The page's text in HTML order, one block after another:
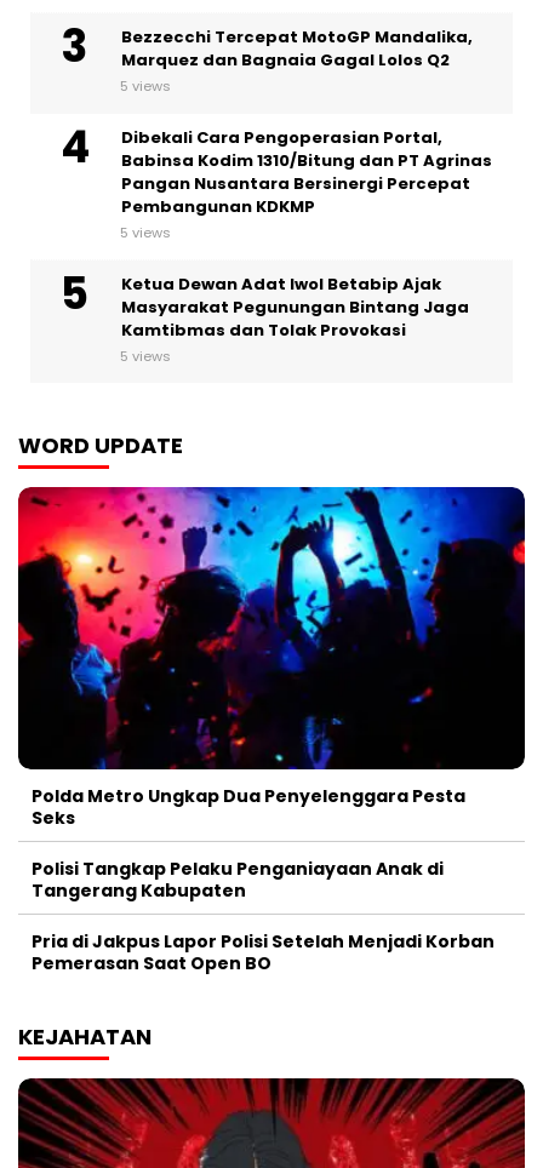
Bezzecchi Tercepat MotoGP Mandalika,
Marquez dan Bagnaia Gagal Lolos Q2
5 views
Dibekali Cara Pengoperasian Portal,
Babinsa Kodim 1310/Bitung dan PT Agrinas
Pangan Nusantara Bersinergi Percepat
Pembangunan KDKMP
5 views
Ketua Dewan Adat Iwol Betabip Ajak
Masyarakat Pegunungan Bintang Jaga
Kamtibmas dan Tolak Provokasi
5 views
WORD UPDATE
Polda Metro Ungkap Dua Penyelenggara Pesta
Seks
Polisi Tangkap Pelaku Penganiayaan Anak di
Tangerang Kabupaten
Pria di Jakpus Lapor Polisi Setelah Menjadi Korban
Pemerasan Saat Open BO
KEJAHATAN